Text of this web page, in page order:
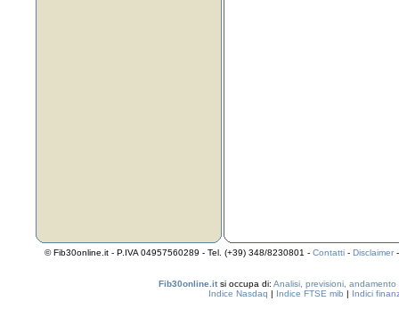
© Fib30online.it - P.IVA 04957560289 - Tel. (+39) 348/8230801 - Contatti - Disclaimer
Fib30online.it si occupa di: Analisi, previsioni, andamento
Indice Nasdaq | Indice FTSE mib | Indici